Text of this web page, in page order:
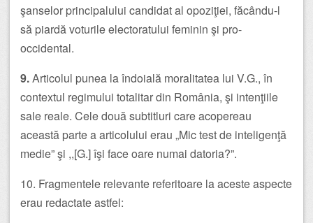
şanselor principalului candidat al opoziţiei, făcându-l
să piardă voturile electoratului feminin şi pro-
occidental.
9.Articolul punea la îndoială moralitatea lui V.G., în
contextul regimului totalitar din România, şi intenţiile
sale reale. Cele două subtitluri care acopereau
această parte a articolului erau „Mic test de inteligenţă
medie” şi ,,[G.] îşi face oare numai datoria?”.
10. Fragmentele relevante referitoare la aceste aspecte
erau redactate astfel: